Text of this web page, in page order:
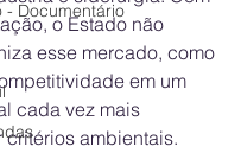
- Documentário
o Estado não
esse mercado, como
em um
cada vez mais
critérios ambientais.